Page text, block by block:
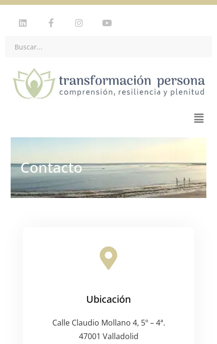
Contacto
Ubicación
Calle Claudio Mollano 4, 5º – 4ª.
47001 Valladolid